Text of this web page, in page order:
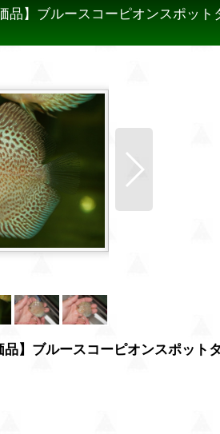
品】ブルースコーピオンスポッ
】ブルースコーピオンスポッ